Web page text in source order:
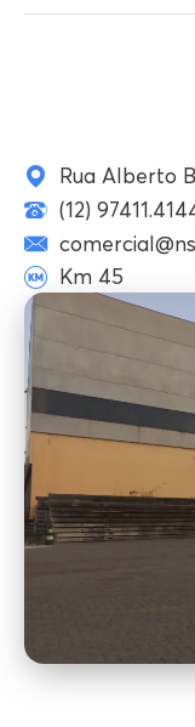
Rua Alberto
(12)
Km 45